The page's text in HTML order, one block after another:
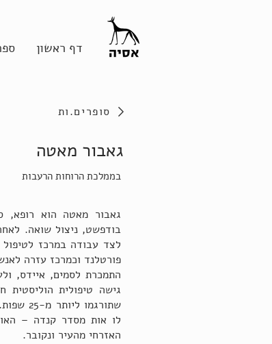
דף ראשון
סופרים.ות
גאבור מאטה
בממלכת הרוחות הרעבות
גאבור מאטה הוא רופא,
לצד עבודה במרכז
פורטלנד וכמרכז עזרה
התמכרת לסמים, איידס,
לו אות מסדר קנדה –
האזרחי מהעיר ונקובר.